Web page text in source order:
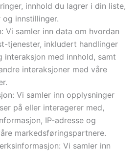
innhold du lagrer i din liste,
og innstillinger.
Vi samler inn data om hvordan
tjenester, inkludert handlinger
interaksjon med innhold, samt
interaksjoner med våre
Vi samler inn opplysninger
på eller interagerer med,
IP-adresse og
markedsføringspartnere.
Vi samler inn